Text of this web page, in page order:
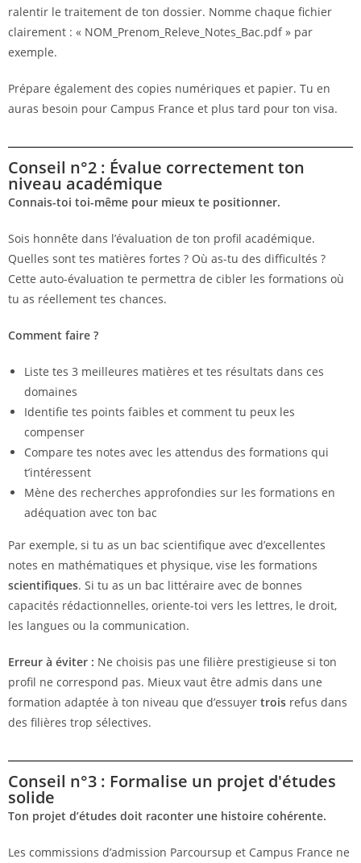
ralentir le traitement de ton dossier. Nomme chaque fichier
clairement : « NOM_Prenom_Releve_Notes_Bac.pdf » par
exemple.
Prépare également des copies numériques et papier. Tu en
auras besoin pour Campus France et plus tard pour ton visa.
Conseil n°2 : Évalue correctement ton
niveau académique
Connais-toi toi-même pour mieux te positionner.
Sois honnête dans l’évaluation de ton profil académique.
Quelles sont tes matières fortes ? Où as-tu des difficultés ?
Cette auto-évaluation te permettra de cibler les formations où
tu as réellement tes chances.
Comment faire ?
Liste tes 3 meilleures matières et tes résultats dans ces
domaines
Identifie tes points faibles et comment tu peux les
compenser
Compare tes notes avec les attendus des formations qui
t’intéressent
Mène des recherches approfondies sur les formations en
adéquation avec ton bac
Par exemple, si tu as un bac scientifique avec d’excellentes
notes en mathématiques et physique, vise les formations
scientifiques. Si tu as un bac littéraire avec de bonnes
capacités rédactionnelles, oriente-toi vers les lettres, le droit,
les langues ou la communication.
Erreur à éviter : Ne choisis pas une filière prestigieuse si ton
profil ne correspond pas. Mieux vaut être admis dans une
formation adaptée à ton niveau que d’essuyer trois refus dans
des filières trop sélectives.
Conseil n°3 : Formalise un projet d'études
solide
Ton projet d’études doit raconter une histoire cohérente.
Les commissions d’admission Parcoursup et Campus France ne